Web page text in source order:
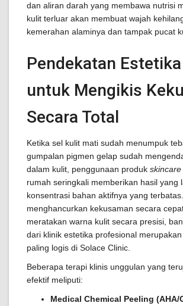
dan aliran darah yang membawa nutrisi
kulit terluar akan membuat wajah
kemerahan alaminya dan tampak pucat
Pendekatan
untuk Mengikis
Secara Total
Ketika sel kulit mati sudah menumpuk
gumpalan pigmen gelap sudah
dalam kulit, penggunaan produk skincare
rumah seringkali memberikan hasil yang
konsentrasi bahan aktifnya yang
menghancurkan kekusaman secara
meratakan warna kulit secara presisi,
dari klinik estetika profesional
paling logis di Solace Clinic.
Beberapa terapi klinis unggulan yang
efektif meliputi:
Medical Chemical Peeling